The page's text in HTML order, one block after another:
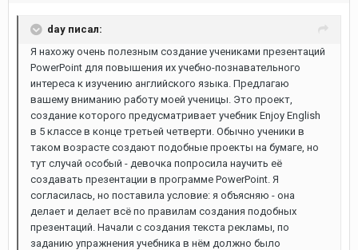
day писал:
Я нахожу очень полезным создание учениками презентаций
PowerPoint для повышения их учебно-познавательного
интереса к изучению английского языка. Предлагаю
вашему вниманию работу моей ученицы. Это проект,
создание которого предусматривает учебник Enjoy English
в 5 классе в конце третьей четверти. Обычно ученики в
таком возрасте создают подобные проекты на бумаге, но
тут случай особый - девочка попросила научить её
создавать презентации в программе PowerPoint. Я
согласилась, но поставила условие: я объясняю - она
делает и делает всё по правилам создания подобных
презентаций. Начали с создания текста рекламы, по
заданию упражнения учебника в нём должно было